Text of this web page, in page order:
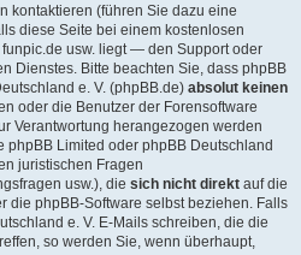
kontaktieren (führen Sie dazu eine
diese Seite bei einem kostenlosen
funpic.de usw. liegt — den Support oder
Dienstes. Bitte beachten Sie, dass phpBB
e. V. (phpBB.de) absolut keinen
oder die Benutzer der Forensoftware
Verantwortung herangezogen werden
phpBB Limited oder phpBB Deutschland
juristischen Fragen
usw.), die sich nicht direkt auf die
die phpBB-Software selbst beziehen. Falls
e. V. E-Mails schreiben, die die
so werden Sie, wenn überhaupt,